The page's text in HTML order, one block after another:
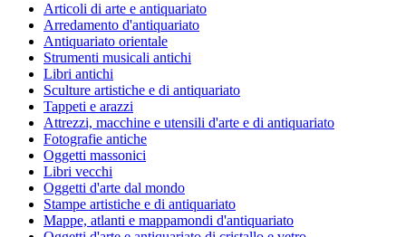
Articoli di arte e antiquariato
Arredamento d'antiquariato
Antiquariato orientale
Strumenti musicali antichi
Libri antichi
Sculture artistiche e di antiquariato
Tappeti e arazzi
Attrezzi, macchine e utensili d'arte e di antiquariato
Fotografie antiche
Oggetti massonici
Libri vecchi
Oggetti d'arte dal mondo
Stampe artistiche e di antiquariato
Mappe, atlanti e mappamondi d'antiquariato